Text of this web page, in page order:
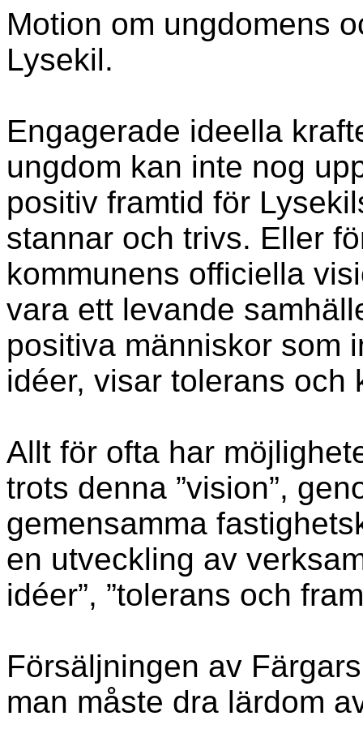
Motion om ungdomens
Lysekil.
Engagerade ideella
ungdom kan inte nog
positiv framtid för
stannar och trivs. Eller
kommunens officiella
vara ett levande
positiva människor som
idéer, visar tolerans och
Allt för ofta har
trots denna ”vision”,
gemensamma
en utveckling av
idéer”, ”tolerans och
Försäljningen av
man måste dra lärdom